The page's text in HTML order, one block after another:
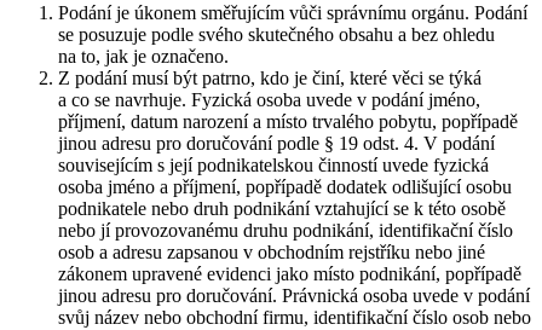
Podání je úkonem směřujícím vůči správnímu orgánu. Podání
se posuzuje podle svého skutečného obsahu a bez ohledu
na to, jak je označeno.
Z podání musí být patrno, kdo je činí, které věci se týká
a co se navrhuje. Fyzická osoba uvede v podání jméno,
příjmení, datum narození a místo trvalého pobytu, popřípadě
jinou adresu pro doručování podle § 19 odst. 4. V podání
souvisejícím s její podnikatelskou činností uvede fyzická
osoba jméno a příjmení, popřípadě dodatek odlišující osobu
podnikatele nebo druh podnikání vztahující se k této osobě
nebo jí provozovanému druhu podnikání, identifikační číslo
osob a adresu zapsanou v obchodním rejstříku nebo jiné
zákonem upravené evidenci jako místo podnikání, popřípadě
jinou adresu pro doručování. Právnická osoba uvede v podání
svůj název nebo obchodní firmu, identifikační číslo osob nebo